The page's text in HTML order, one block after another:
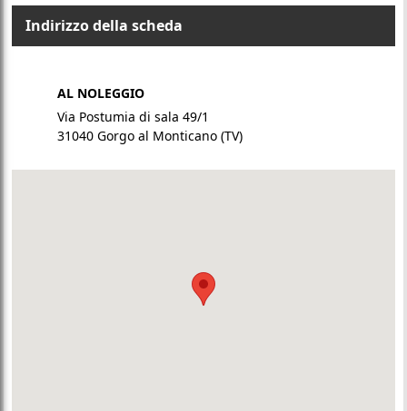
Indirizzo della scheda
AL NOLEGGIO
Via Postumia di sala 49/1
31040 Gorgo al Monticano (TV)